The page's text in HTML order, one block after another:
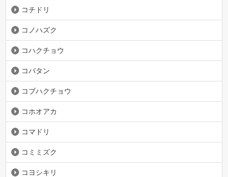
コチドリ
コノハズク
コハクチョウ
コバタン
コブハクチョウ
コホオアカ
コマドリ
コミミズク
コヨシキリ